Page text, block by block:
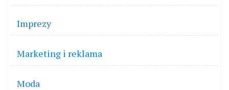
Imprezy
Marketing i reklama
Moda